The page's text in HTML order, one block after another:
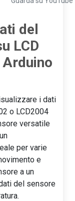
del
LCD
Arduino
i dati
o LCD2004
versatile
per varie
e
a un
del sensore